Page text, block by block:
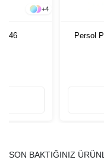
+4
Persol
SON BAKTIĞINIZ